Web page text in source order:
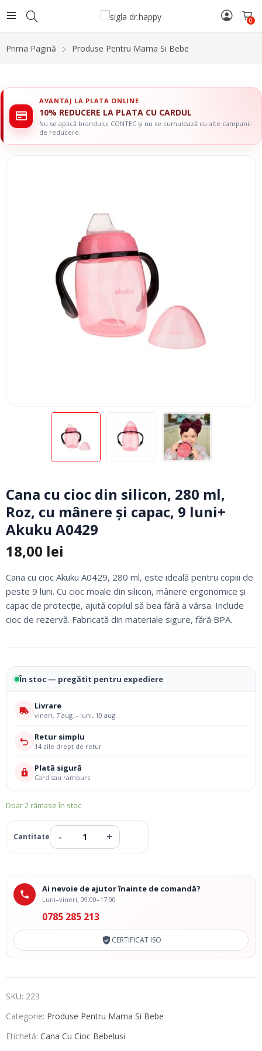
0
Prima Pagină Produse Pentru Mama Si Bebe
AVANTAJ LA PLATA ONLINE
10% REDUCERE LA PLATA CU CARDUL
Nu se aplică brandului CONTEC și nu se cumulează cu alte campanii
de reducere.
Cana cu cioc din silicon, 280 ml,
Roz, cu mânere și capac, 9 luni+
Akuku A0429
18,00 lei
Cana cu cioc Akuku A0429, 280 ml, este ideală pentru copiii de
peste 9 luni. Cu cioc moale din silicon, mânere ergonomice și
capac de protecție, ajută copilul să bea fără a vărsa. Include
cioc de rezervă. Fabricată din materiale sigure, fără BPA.
În stoc — pregătit pentru expediere
Livrare
vineri, 7 aug. - luni, 10 aug.
Retur simplu
14 zile drept de retur
Plată sigură
Card sau ramburs
Doar 2 rămase în stoc
Ai nevoie de ajutor înainte de comandă?
Luni–vineri, 09:00–17:00
0785 285 213
CERTIFICAT ISO
SKU: 223
Categorie: Produse Pentru Mama Si Bebe
Etichetă: Cana Cu Cioc Bebelusi